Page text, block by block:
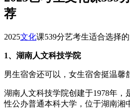
荐
2025文化课539分艺考生适合选择的
1、湖南人文科技学院
男生宿舍还可以，女生宿舍挺温馨
湖南人文科技学院创建于1978年，
性公办普通本科大学，位于湖南湘